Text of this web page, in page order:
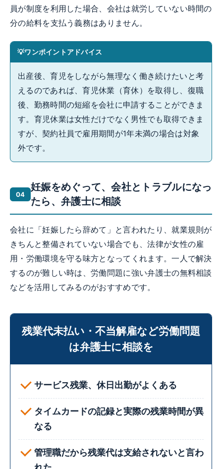
員が制度を利用した場合、会社は就労していない時間の
分の給料を支払う義務はありません。
ワンポイントアドバイス
出産後、育児をしながら無理なく働き続けたいと考
えるのであれば、育児休業（育休）を取得し、復職
後、勤務時間の短縮を会社に申請することができま
す。育児休業は女性だけでなく男性でも取得できま
すが、契約社員で雇用期間が1年未満の場合は対象
外です。
妊娠をめぐって、会社とトラブルになっ
たら、弁護士に相談
会社に「妊娠したら辞めて」と言われたり、就業規則が
きちんと整備されていない場合でも、法律が女性の雇
用・労働環境を守る味方となってくれます。一人で解決
するのが難しい時は、労働問題に強い弁護士の無料相談
などを活用してみるのがおすすめです。
残業代未払い・不当解雇など労働問題
は弁護士に相談を
サービス残業、休日出勤がよくある
タイムカードの記録と実際の残業時間が異
なる
管理職だから残業代は支給されないと言わ